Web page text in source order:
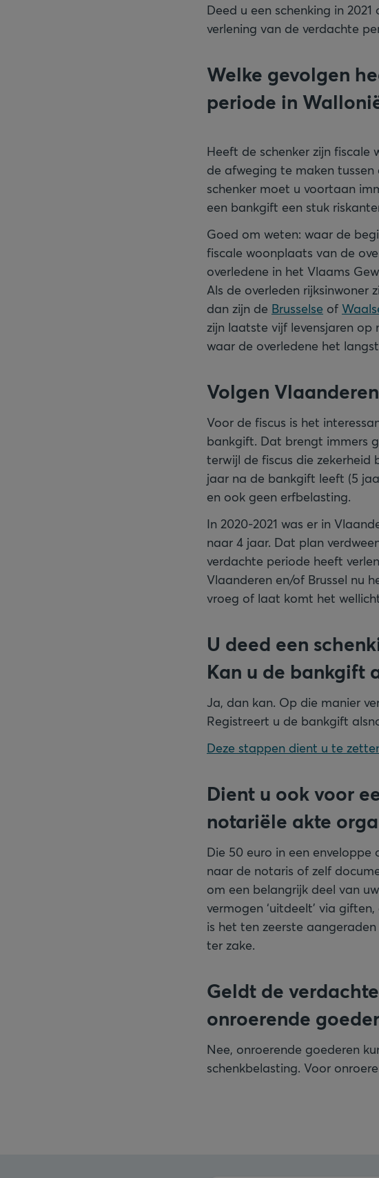
Deed u een schenking in
verlening van de verdachte
Welke gevolgen
periode in
Heeft de schenker zijn
de afweging te maken
schenker moet u voortaan
een bankgift een stuk
Goed om weten: waar de
fiscale woonplaats van de
overledene in het Vlaams
Als de overleden rijksinwoner
dan zijn de Brusselse of
zijn laatste vijf levensjaren
waar de overledene het
Volgen
Voor de fiscus is het
bankgift. Dat brengt immers
terwijl de fiscus die zekerheid
jaar na de bankgift leeft (5
en ook geen erfbelasting.
In 2020-2021 was er in
naar 4 jaar. Dat plan
verdachte periode heeft
Vlaanderen en/of Brussel nu
vroeg of laat komt het
U deed een
Kan u de bankgift
Ja, dan kan. Op die manier
Registreert u de bankgift
Deze stappen dient u te
Dient u ook voor
notariële akte
Die 50 euro in een
naar de notaris of zelf
om een belangrijk deel van
vermogen ‘uitdeelt’ via
is het ten zeerste
ter zake.
Geldt de
onroerende
Nee, onroerende goederen
schenkbelasting. Voor